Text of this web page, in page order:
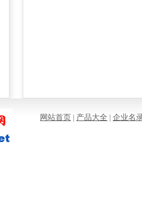
网站首页 | 产品大全 | 企业名